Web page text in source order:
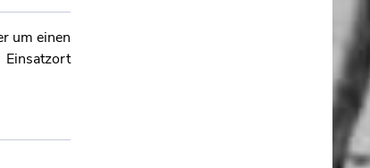
um einen
Einsatzort